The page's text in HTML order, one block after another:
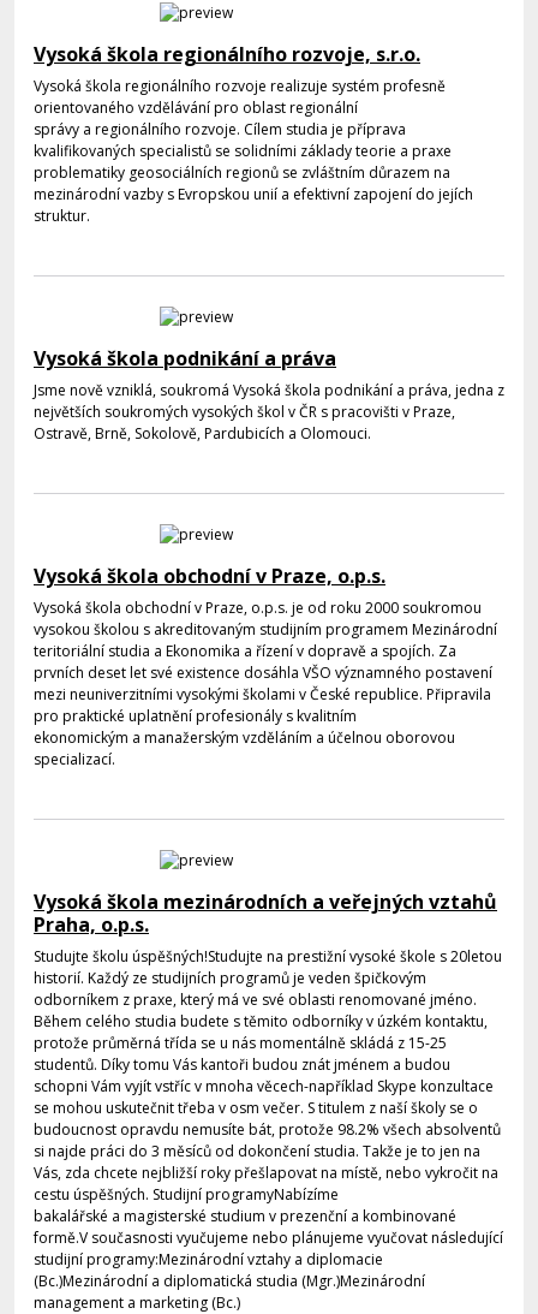
Vysoká škola regionálního rozvoje, s.r.o.
Vysoká škola regionálního rozvoje realizuje systém profesně
orientovaného vzdělávání pro oblast regionální
správy a regionálního rozvoje. Cílem studia je příprava
kvalifikovaných specialistů se solidními základy teorie a praxe
problematiky geosociálních regionů se zvláštním důrazem na
mezinárodní vazby s Evropskou unií a efektivní zapojení do jejích
struktur.
Vysoká škola podnikání a práva
Jsme nově vzniklá, soukromá Vysoká škola podnikání a práva, jedna z
největších soukromých vysokých škol v ČR s pracovišti v Praze,
Ostravě, Brně, Sokolově, Pardubicích a Olomouci.
Vysoká škola obchodní v Praze, o.p.s.
Vysoká škola obchodní v Praze, o.p.s. je od roku 2000 soukromou
vysokou školou s akreditovaným studijním programem Mezinárodní
teritoriální studia a Ekonomika a řízení v dopravě a spojích. Za
prvních deset let své existence dosáhla VŠO významného postavení
mezi neuniverzitními vysokými školami v České republice. Připravila
pro praktické uplatnění profesionály s kvalitním
ekonomickým a manažerským vzděláním a účelnou oborovou
specializací.
Vysoká škola mezinárodních a veřejných vztahů
Praha, o.p.s.
Studujte školu úspěšných!Studujte na prestižní vysoké škole s 20letou
historií. Každý ze studijních programů je veden špičkovým
odborníkem z praxe, který má ve své oblasti renomované jméno.
Během celého studia budete s těmito odborníky v úzkém kontaktu,
protože průměrná třída se u nás momentálně skládá z 15-25
studentů. Díky tomu Vás kantoři budou znát jménem a budou
schopni Vám vyjít vstříc v mnoha věcech-například Skype konzultace
se mohou uskutečnit třeba v osm večer. S titulem z naší školy se o
budoucnost opravdu nemusíte bát, protože 98.2% všech absolventů
si najde práci do 3 měsíců od dokončení studia. Takže je to jen na
Vás, zda chcete nejbližší roky přešlapovat na místě, nebo vykročit na
cestu úspěšných. Studijní programyNabízíme
bakalářské a magisterské studium v prezenční a kombinované
formě.V současnosti vyučujeme nebo plánujeme vyučovat následující
studijní programy:Mezinárodní vztahy a diplomacie
(Bc.)Mezinárodní a diplomatická studia (Mgr.)Mezinárodní
management a marketing (Bc.)